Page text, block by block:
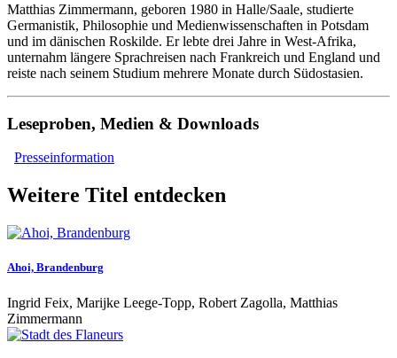
Matthias Zimmermann, geboren 1980 in Halle/Saale, studierte
Germanistik, Philosophie und Medienwissenschaften in Potsdam
und im dänischen Roskilde. Er lebte drei Jahre in West-Afrika,
unternahm längere Sprachreisen nach Frankreich und England und
reiste nach seinem Studium mehrere Monate durch Südostasien.
Leseproben, Medien & Downloads
Presseinformation
Weitere Titel entdecken
Ahoi, Brandenburg
Ingrid Feix, Marijke Leege-Topp, Robert Zagolla, Matthias
Zimmermann